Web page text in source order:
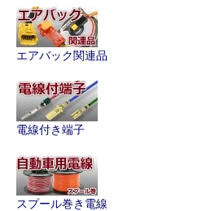
エアバック関連品
電線付き端子
スプール巻き電線